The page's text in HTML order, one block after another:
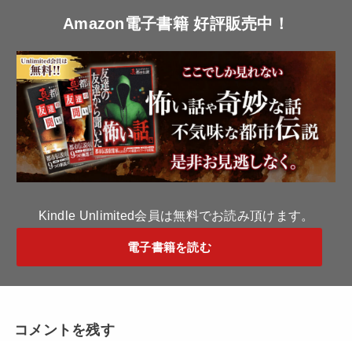
Amazon電子書籍 好評販売中！
Kindle Unlimited会員は無料でお読み頂けます。
電子書籍を読む
コメントを残す